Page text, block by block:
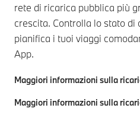
rete di ricarica pubblica più
crescita. Controlla lo stato di
pianifica i tuoi viaggi
App.
Maggiori informazioni sulla
Maggiori informazioni sulla